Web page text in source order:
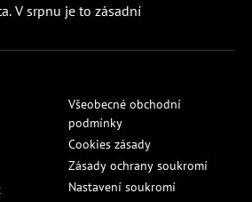
V srpnu je to zásadní
Všeobecné obchodní
podmínky
Cookies zásady
Zásady ochrany soukromí
Nastavení soukromí